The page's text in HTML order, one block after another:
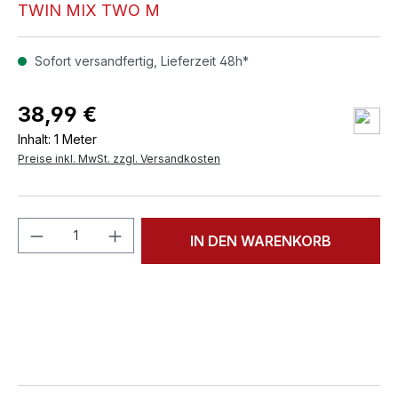
TWIN MIX TWO M
Sofort versandfertig, Lieferzeit 48h*
38,99 €
Inhalt: 1 Meter
Preise inkl. MwSt. zzgl. Versandkosten
Produkt Anzahl: Gib denIN DEN WARENKORB